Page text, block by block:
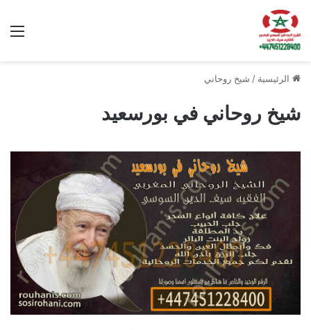
الرئيسية / شيخ روحاني
شيخ روحاني في بورسعيد